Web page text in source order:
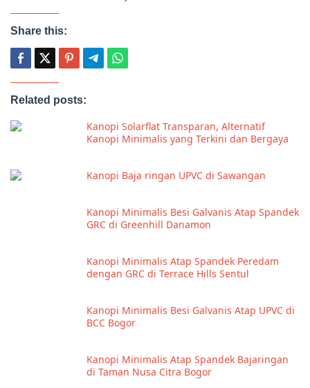
Share this:
Related posts:
Kanopi Solarflat Transparan, Alternatif
Kanopi Minimalis yang Terkini dan Bergaya
Kanopi Baja ringan UPVC di Sawangan
Kanopi Minimalis Besi Galvanis Atap Spandek
GRC di Greenhill Danamon
Kanopi Minimalis Atap Spandek Peredam
dengan GRC di Terrace Hills Sentul
Kanopi Minimalis Besi Galvanis Atap UPVC di
BCC Bogor
Kanopi Minimalis Atap Spandek Bajaringan
di Taman Nusa Citra Bogor